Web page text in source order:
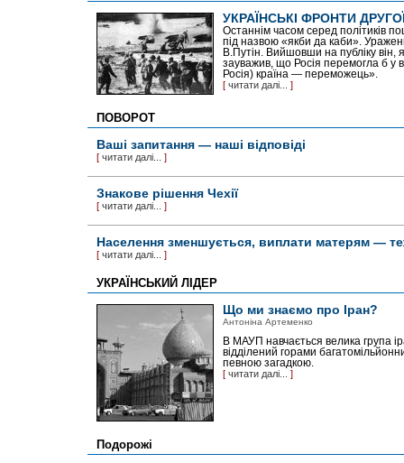
УКРАЇНСЬКІ ФРОНТИ
Останнім часом серед політиків
під назвою «якби да каби».
В.Путін. Вийшовши на публіку він,
зауважив, що Росія перемогла б у
Росія) країна — переможець».
[ читати далі... ]
ПОВОРОТ
Ваші запитання — наші відповіді
[ читати далі... ]
Знакове рішення Чехії
[ читати далі... ]
Населення зменшується, виплати матерям —
[ читати далі... ]
УКРАЇНСЬКИЙ ЛІДЕР
Що ми знаємо про Іран?
Антоніна Артеменко
В МАУП навчається велика група
відділений горами
певною загадкою.
[ читати далі... ]
Подорожі